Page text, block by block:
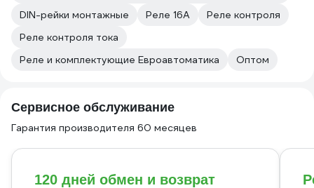
DIN-рейки монтажные
Реле 16А
Реле контроля
Реле контроля тока
Реле и комплектующие Евроавтоматика
Оптом
Сервисное обслуживание
Гарантия производителя 60 месяцев
120 дней обмен и возврат